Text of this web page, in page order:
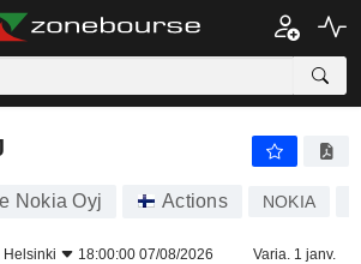
Nokia Oyj Actions NOKIA
Helsinki 18:00:00 07/08/2026 Varia. 1 janv.